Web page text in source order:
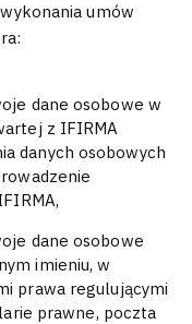
umów
dane osobowe w
z IFIRMA
danych osobowych
dane osobowe
imieniu, w
prawa regulującymi
prawne, poczta